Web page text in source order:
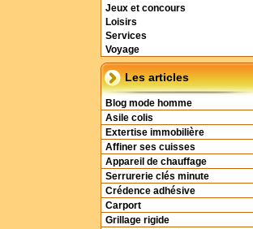
Jeux et concours
Loisirs
Services
Voyage
Les articles
Blog mode homme
Asile colis
Extertise immobilière
Affiner ses cuisses
Appareil de chauffage
Serrurerie clés minute
Crédence adhésive
Carport
Grillage rigide